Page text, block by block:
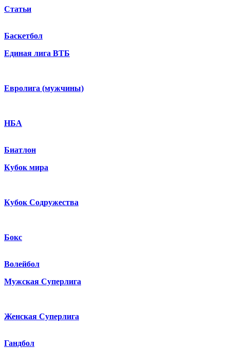
Статьи
Баскетбол
Единая лига ВТБ
Евролига (мужчины)
НБА
Биатлон
Кубок мира
Кубок Содружества
Бокс
Волейбол
Мужская Суперлига
Женская Суперлига
Гандбол